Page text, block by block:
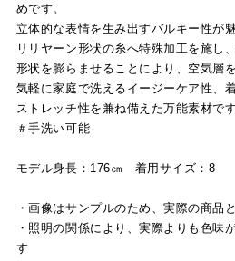
めです。
立体的な表情を生み出すバルキー性が
リリヤーン形状の糸へ特殊加工を施し
形状を膨らませることにより、空気層
気軽に家庭で洗えるイージーケア性、
ストレッチ性を兼ね備えた万能素材です
＃手洗い可能
モデル身長：176㎝ 着用サイズ：8
・画像はサンプルのため、実際の商品
・照明の関係により、実際よりも色味
す